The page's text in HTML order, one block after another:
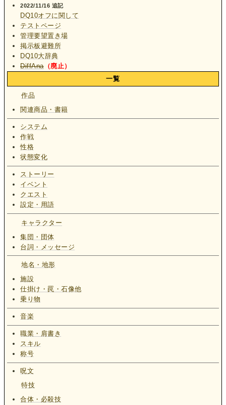
2022/11/16 追記
DQ10オフに関して
テストページ
管理要望置き場
掲示板避難所
DQ10大辞典
DiffAna（廃止）
一覧
作品
関連商品・書籍
システム
作戦
性格
状態変化
ストーリー
イベント
クエスト
設定・用語
キャラクター
集団・団体
台詞・メッセージ
地名・地形
施設
仕掛け・罠・石像他
乗り物
音楽
職業・肩書き
スキル
称号
呪文
特技
合体・必殺技